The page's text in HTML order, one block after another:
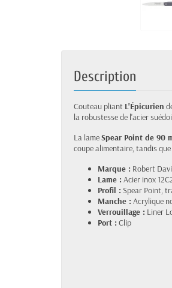
Description
Couteau pliant L'Épicurien
la robustesse de l'acier
La lameSpear Point de 90
coupe alimentaire, tandis
Marque : Robert
Lame : Acier inox
Profil : Spear Point,
Manche : Acrylique
Verrouillage : Liner
Port : Clip